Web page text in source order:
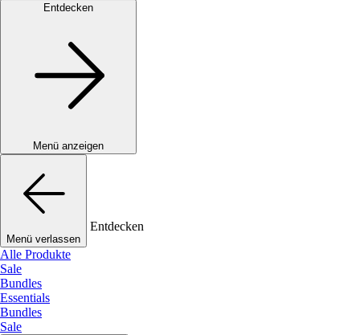
Entdecken
Menü anzeigen
Menü verlassen
Entdecken
Alle Produkte
Sale
Bundles
Essentials
Bundles
Sale